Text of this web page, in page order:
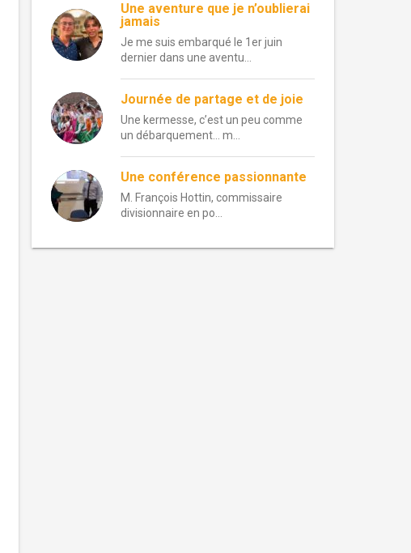
Une aventure que je n’oublierai
jamais
Je me suis embarqué le 1er juin
dernier dans une aventu...
Journée de partage et de joie
Une kermesse, c’est un peu comme
un débarquement… m...
Une conférence passionnante
M. François Hottin, commissaire
divisionnaire en po...